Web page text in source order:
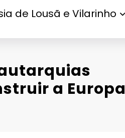
de Lousã e Vilarinho
a Europa